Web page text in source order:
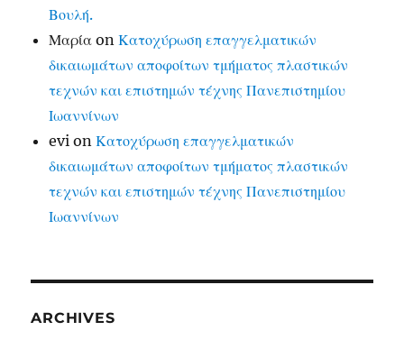
Βουλή.
Μαρία onΚατοχύρωση επαγγελματικών
δικαιωμάτων αποφοίτων τμήματος πλαστικών
τεχνών και επιστημών τέχνης Πανεπιστημίου
Ιωαννίνων
evi onΚατοχύρωση επαγγελματικών
δικαιωμάτων αποφοίτων τμήματος πλαστικών
τεχνών και επιστημών τέχνης Πανεπιστημίου
Ιωαννίνων
ARCHIVES